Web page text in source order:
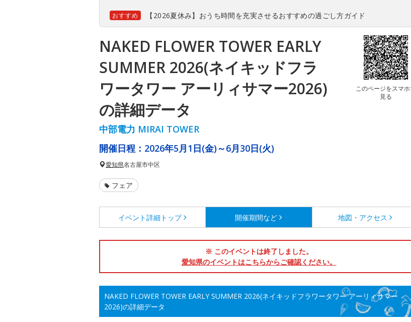
おすすめ 【2026夏休み】おうち時間を充実させるおすすめの過ごし方ガイド
NAKED FLOWER TOWER EARLY
SUMMER 2026(ネイキッドフラ
ワータワー アーリィサマー2026)
の詳細データ
中部電力 MIRAI TOWER
このページをスマ
見る
開催日程： 2026年5月1日(金)～6月30日(火)
愛知県名古屋市中区
フェア
イベント詳細 トップ 開催期間など 地図・アクセス
※ このイベントは終了しました。
愛知県のイベントはこちらからご確認ください。
NAKED FLOWER TOWER EARLY SUMMER 2026(ネイキッドフラワータワー アーリィサマー
2026)の詳細データ